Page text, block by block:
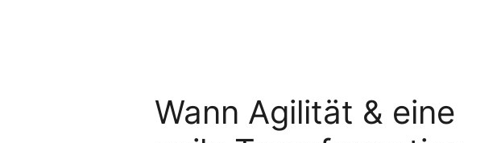
Wann Agilität & eine